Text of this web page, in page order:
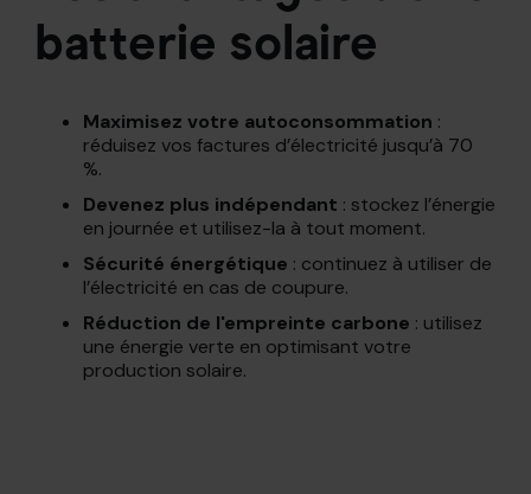
batterie solaire
Maximisez votre autoconsommation :
réduisez vos factures d’électricité jusqu’à 70
%.
Devenez plus indépendant : stockez l’énergie
en journée et utilisez-la à tout moment.
Sécurité énergétique : continuez à utiliser de
l’électricité en cas de coupure.
Réduction de l'empreinte carbone : utilisez
une énergie verte en optimisant votre
production solaire.